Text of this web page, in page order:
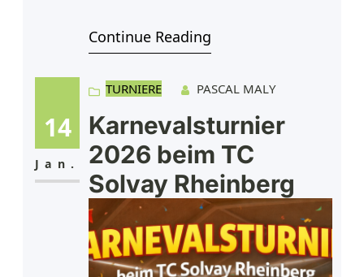
voneinander unabhängige
einem oder beiden Tagen möglich
ist. Folgende Konkurrenzen werden
angeboten:Damen offene
KlasseHerren offene Klasse (LK 1–
19)Herren offene Klasse (LK 19,1–
25)Herren 30Herren 40Herren
50Herren 55Herren 60Damen
40Damen 50 Die Meldegebühr
Continue Reading
14
Jan.
TURNIERE PASCAL MALY
Karnevalsturnier
2026 beim TC
Solvay Rheinberg